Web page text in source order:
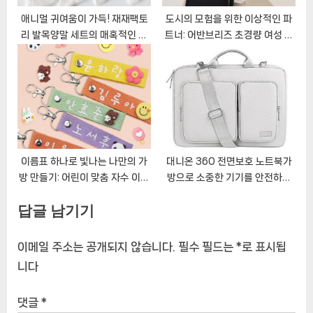
애니멀 귀여움이 가득! 재재팩토
리 발목양말 세트의 매혹적인 세
도시의 모험을 위한 이상적인 파
트너: 어반브리즈 초경량 여성 미
니 백팩
이름표 하나로 빛나는 나만의 가
방 만들기: 어린이 맞춤 자수 이름
대니온 360 전면보호 노트북가
방으로 소중한 기기를 안전하게
답글 남기기
이메일 주소는 공개되지 않습니다. 필수 필드는 *로 표시됩
니다
댓글 *